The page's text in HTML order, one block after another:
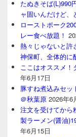
たぬきそば(L)990
ャ固いんだけど、
ローストポーク
レー食べ放題！
熱々じゃないと許
神保町、全体的に
ここはオススメ！
年6月17日
豚すね煮込みセッ
＠秋葉原 2026年6
注文を受けてから
製ラーメン(醤油
年6月15日